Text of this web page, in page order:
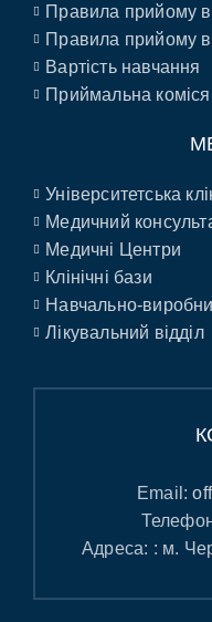
Правила прийому в
Правила прийому
Вартість навчання
Приймальна коміся
Університетська
Медичний
Медичні Центри
Клінічні бази
Навчально-
Лікувальний відділ
Email:
Адреса: : м.